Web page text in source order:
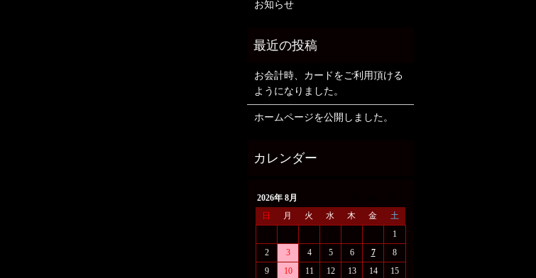
お知らせ
お会計時、カードをご利用頂ける
ようになりました。
ホームページを公開しました。
2026年 8月
日
月 火 水 木 金
土
1
2
3 4 5 6 7
8
9
10 11 12 13 14 15